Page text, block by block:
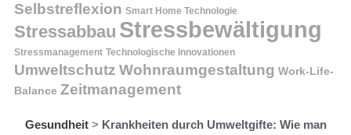
Selbstreflexion Smart Home Technologie
Stressabbau Stressbewältigung
Stressmanagement Technologische Innovationen
Umweltschutz Wohnraumgestaltung Work-Life-
Balance Zeitmanagement
Gesundheit> Krankheiten durch Umweltgifte: Wie man